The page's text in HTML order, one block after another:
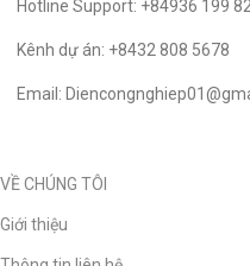
Hotline Support: +84936 199
Kênh dự án: +8432 808 5678
Email:
VỀ CHÚNG TÔI
Giới thiệu